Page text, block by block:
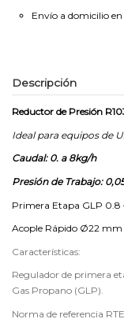
Envío a domicilio
Descripción
Reductor de Presión
Ideal para equipos de
Caudal: 0. a 8kg/h
Presión de Trabajo:
Primera Etapa GLP 0.8
Acople Rápido Ø22 mm
Características:
Regulador de primera
Gas Propano (GLP).
Norma de referencia